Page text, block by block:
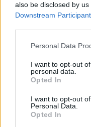
also be disclosed by
Downstream
Personal Data
I want to opt-out
personal data.
Opted In
I want to opt-out
Personal Data.
Opted In
Nerimą sukėlė
dangų šovęs juodų
stulpas: užsidegė
vagonėlis ant ratų
(1)